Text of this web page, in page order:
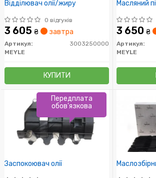
Відділювач олії/жиру
0 відгуків
3 605 ₴ завтра
Артикул:
3003250000
MEYLE
КУПИТИ
Масляний
3 650 ₴
Артикул:
MEYLE
Заспокоювач олії
Передплата
обов'язкова